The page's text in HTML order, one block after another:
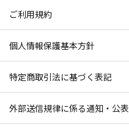
ご利用規約
個人情報保護基本方針
特定商取引法に基づく表記
外部送信規律に係る通知・公表